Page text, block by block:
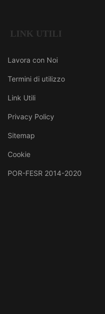
LINK UTILI
Lavora con Noi
Termini di utilizzo
Link Utili
Privacy Policy
Sitemap
Cookie
POR-FESR 2014-2020